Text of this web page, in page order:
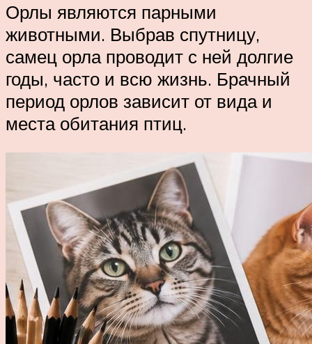
Орлы являются парными
животными. Выбрав спутницу,
самец орла проводит с ней долгие
годы, часто и всю жизнь. Брачный
период орлов зависит от вида и
места обитания птиц.